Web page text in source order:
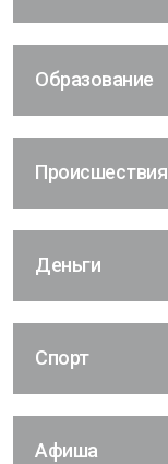
Образование
Происшествия
Деньги
Спорт
Афиша